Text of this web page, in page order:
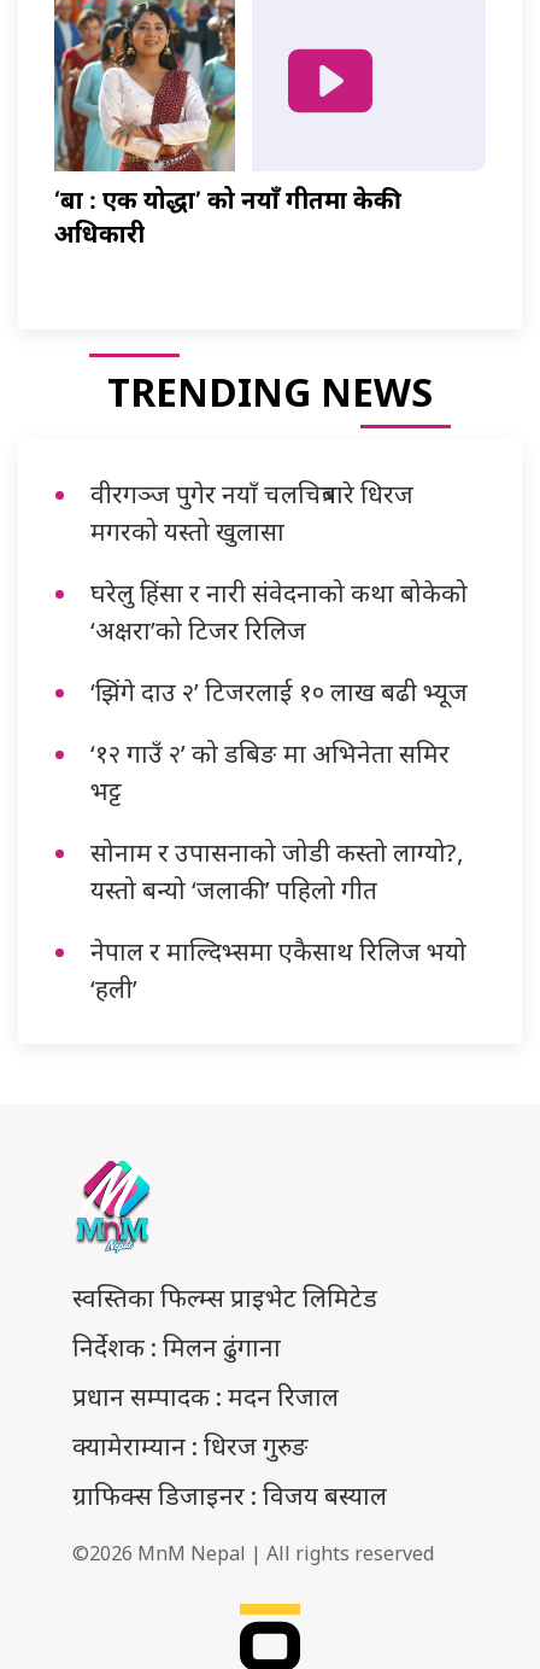
‘बा : एक योद्धा’ को नयाँ गीतमा केकी
अधिकारी
TRENDING NEWS
वीरगञ्ज पुगेर नयाँ चलचित्रबारे धिरज
मगरको यस्तो खुलासा
घरेलु हिंसा र नारी संवेदनाको कथा बोकेको
‘अक्षरा’को टिजर रिलिज
‘झिंगे दाउ २’ टिजरलाई १० लाख बढी भ्यूज
‘१२ गाउँ २’ को डबिङ मा अभिनेता समिर
भट्ट
सोनाम र उपासनाको जोडी कस्तो लाग्यो?,
यस्तो बन्यो ‘जलाकी’ पहिलो गीत
नेपाल र माल्दिभ्समा एकैसाथ रिलिज भयो
‘हली’
स्वस्तिका फिल्म्स प्राइभेट लिमिटेड
निर्देशक : मिलन ढुंगाना
प्रधान सम्पादक : मदन रिजाल
क्यामेराम्यान : धिरज गुरुङ
ग्राफिक्स डिजाइनर : विजय बस्याल
©2026 MnM Nepal | All rights reserved